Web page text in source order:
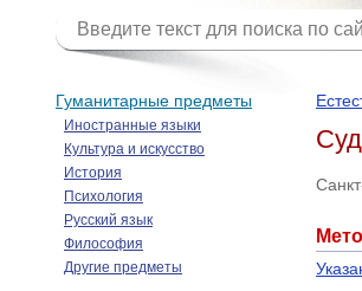
Гуманитарные предметы
Иностранные языки
Культура и искусство
История
Психология
Русский язык
Философия
Другие предметы